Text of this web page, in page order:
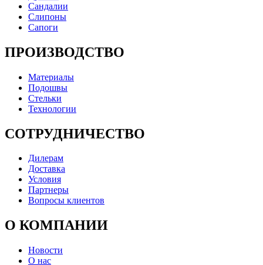
Сандалии
Слипоны
Сапоги
ПРОИЗВОДСТВО
Материалы
Подошвы
Стельки
Технологии
СОТРУДНИЧЕСТВО
Дилерам
Доставка
Условия
Партнеры
Вопросы клиентов
О КОМПАНИИ
Новости
О нас